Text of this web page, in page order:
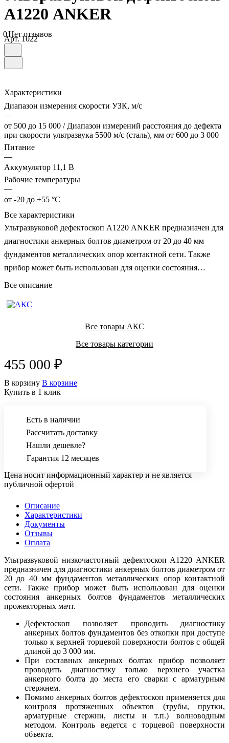
А1220 ANKER
0Нет отзывов
Арт.1022
Характеристики
Диапазон измерения скорости УЗК, м/с
—
от 500 до 15 000 / Диапазон измерений расстояния до дефекта
при скорости ультразвука 5500 м/с (сталь), мм от 600 до 3 000
Питание
—
Аккумулятор 11,1 В
Рабочие температуры
—
от -20 до +55 °C
Все характеристики
Ультразвуковой дефектоскоп А1220 ANKER предназначен для
диагностики анкерных болтов диаметром от 20 до 40 мм
фундаментов металлических опор контактной сети. Также
прибор может быть использован для оценки состояния
анкерных болтов фундаментов металлических прожекторных
Все описание
Все товары АКС
Все товары категории
455 000 ₽
В корзину В корзине
Купить в 1 клик
Есть в наличии
Рассчитать доставку
Нашли дешевле?
Гарантия 12 месяцев
Цена носит информационный характер и не является
публичной офертой
Описание
Характеристики
Документы
Отзывы
Оплата
Ультразвуковой низкочастотный дефектоскоп А1220 ANKER
предназначен для диагностики анкерных болтов диаметром от
20 до 40 мм фундаментов металлических опор контактной
сети. Также прибор может быть использован для оценки
состояния анкерных болтов фундаментов металлических
прожекторных мачт.
Дефектоскоп позволяет проводить диагностику
анкерных болтов фундаментов без откопки при доступе
только к верхней торцевой поверхности болтов с общей
длиной до 3 000 мм.
При составных анкерных болтах прибор позволяет
проводить диагностику только верхнего участка
анкерного болта до места его сварки с арматурным
стержнем.
Помимо анкерных болтов дефектоскоп применяется для
контроля протяженных объектов (трубы, прутки,
арматурные стержни, листы и т.п.) волноводным
методом. Контроль ведется с торцевой поверхности
объекта.